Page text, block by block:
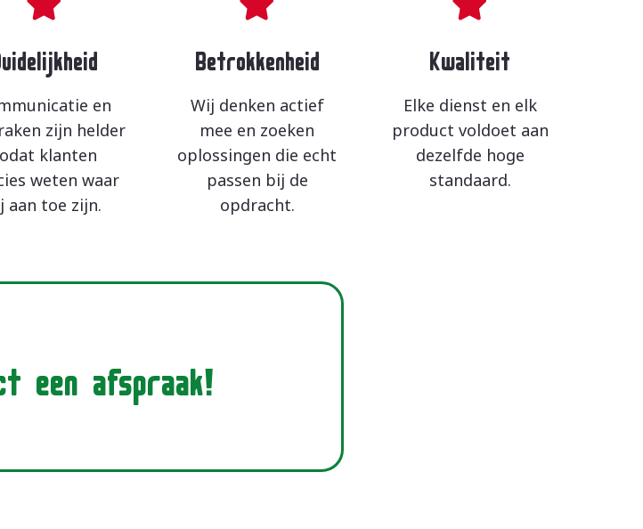
en
zijn helder
klanten
weten waar
aan toe zijn.
Betrokkenheid
Wij denken actief
mee en zoeken
oplossingen die echt
passen bij de
opdracht.
Kwaliteit
Elke dienst en elk
product voldoet aan
dezelfde hoge
standaard.
een afspraak!